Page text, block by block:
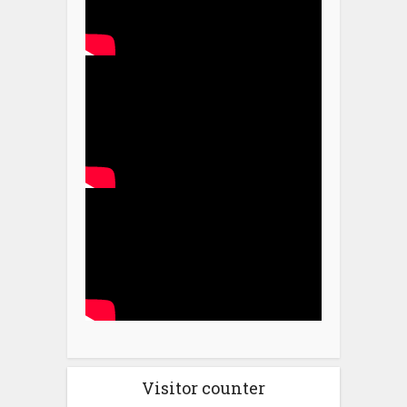
Visitor counter